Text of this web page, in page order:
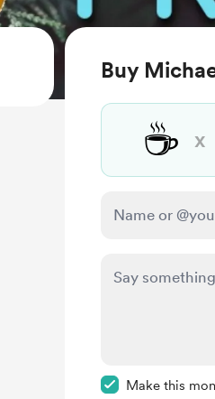
Buy
☕ x
Make this